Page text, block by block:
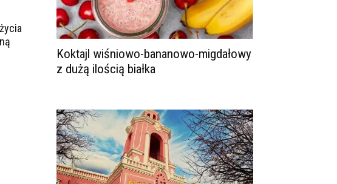
Koktajl wiśniowo-bananowo-migdałowy
z dużą ilością białka